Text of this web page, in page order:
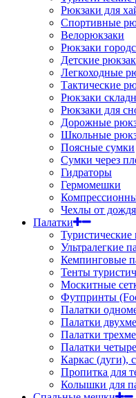
Рюкзаки для
Спортивные
Велорюкзаки
Рюкзаки
Детские
Легкоходные
Тактические
Рюкзаки
Рюкзаки для
Дорожные
Школьные
Поясные сумки
Сумки через
Гидраторы
Гермомешки
Чехлы от
Палатки
Туристические
Ультралегкие
Кемпинговые
Тенты
Москитные
Футпринты
Палатки
Палатки
Палатки
Палатки
Каркас (дуги),
Пропитка для
Колышки для